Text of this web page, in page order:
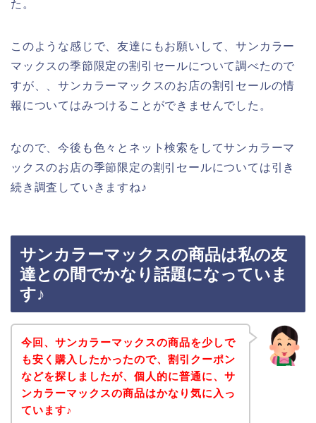
た。
このような感じで、友達にもお願いして、サンカラー
マックスの季節限定の割引セールについて調べたので
すが、、サンカラーマックスのお店の割引セールの情
報についてはみつけることができませんでした。
なので、今後も色々とネット検索をしてサンカラーマ
ックスのお店の季節限定の割引セールについては引き
続き調査していきますね♪
サンカラーマックスの商品は私の友
達との間でかなり話題になっていま
す♪
今回、サンカラーマックスの商品を少しで
も安く購入したかったので、割引クーポン
などを探しましたが、個人的に普通に、サ
ンカラーマックスの商品はかなり気に入っ
ています♪